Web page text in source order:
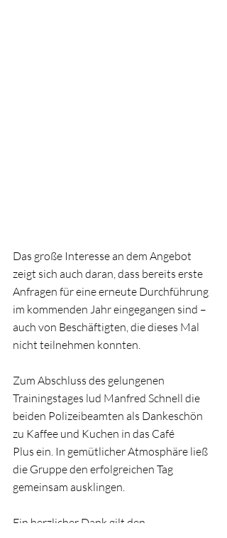
Das große Interesse an dem Angebot
zeigt sich auch daran, dass bereits erste
Anfragen für eine erneute Durchführung
im kommenden Jahr eingegangen sind –
auch von Beschäftigten, die dieses Mal
nicht teilnehmen konnten.
Zum Abschluss des gelungenen
Trainingstages lud Manfred Schnell die
beiden Polizeibeamten als Dankeschön
zu Kaffee und Kuchen in das Café
Plus ein. In gemütlicher Atmosphäre ließ
die Gruppe den erfolgreichen Tag
gemeinsam ausklingen.
Ein herzlicher Dank gilt den